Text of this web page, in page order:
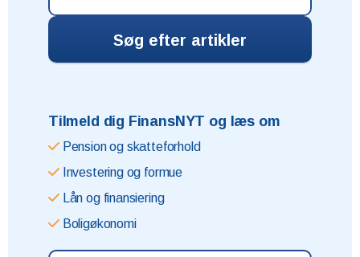
Tilmeld dig FinansNYT og læs om
Pension og skatteforhold
Investering og formue
Lån og finansiering
Boligøkonomi